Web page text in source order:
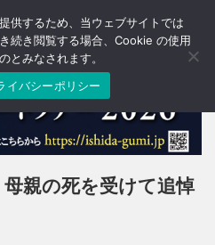
T
o
a
v
i
g
親の死を受けて追悼
供するため、当ウェブサイトでは
続き閲覧する場合、Cookie の使用
とみなされます。
イバシーポリシー